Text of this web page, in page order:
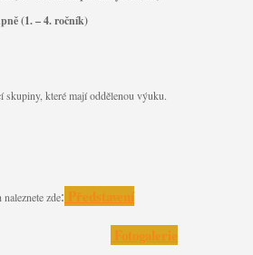
(1. – 4. ročník)
které mají oddělenou výuku.
zde: Představení
Fotogalerie